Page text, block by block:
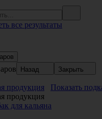
все результаты
Назад Закрыть
продукция
Показать
продукция
для кальяна